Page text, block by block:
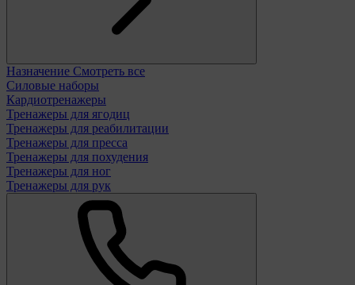
Назначение Смотреть все
Силовые наборы
Кардиотренажеры
Тренажеры для ягодиц
Тренажеры для реабилитации
Тренажеры для пресса
Тренажеры для похудения
Тренажеры для ног
Тренажеры для рук